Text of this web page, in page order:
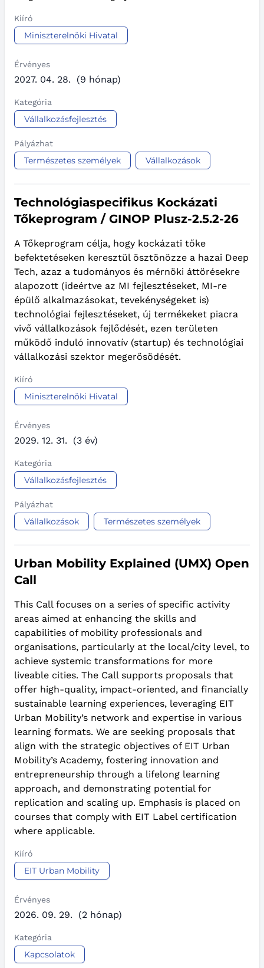
Kiíró
Miniszterelnöki Hivatal
Érvényes
2027. 04. 28. (9 hónap)
Kategória
Vállalkozásfejlesztés
Pályázhat
Természetes személyek Vállalkozások
Technológiaspecifikus Kockázati
Tőkeprogram / GINOP Plusz-2.5.2-26
A Tőkeprogram célja, hogy kockázati tőke
befektetéseken keresztül ösztönözze a hazai Deep
Tech, azaz a tudományos és mérnöki áttörésekre
alapozott (ideértve az MI fejlesztéseket, MI-re
épülő alkalmazásokat, tevekénységeket is)
technológiai fejlesztéseket, új termékeket piacra
vivő vállalkozások fejlődését, ezen területen
működő induló innovatív (startup) és technológiai
vállalkozási szektor megerősödését.
Kiíró
Miniszterelnöki Hivatal
Érvényes
2029. 12. 31. (3 év)
Kategória
Vállalkozásfejlesztés
Pályázhat
Vállalkozások Természetes személyek
Urban Mobility Explained (UMX) Open
Call
This Call focuses on a series of specific activity
areas aimed at enhancing the skills and
capabilities of mobility professionals and
organisations, particularly at the local/city level, to
achieve systemic transformations for more
liveable cities. The Call supports proposals that
offer high-quality, impact-oriented, and financially
sustainable learning experiences, leveraging EIT
Urban Mobility’s network and expertise in various
learning formats. We are seeking proposals that
align with the strategic objectives of EIT Urban
Mobility’s Academy, fostering innovation and
entrepreneurship through a lifelong learning
approach, and demonstrating potential for
replication and scaling up. Emphasis is placed on
courses that comply with EIT Label certification
where applicable.
Kiíró
EIT Urban Mobility
Érvényes
2026. 09. 29. (2 hónap)
Kategória
Kapcsolatok